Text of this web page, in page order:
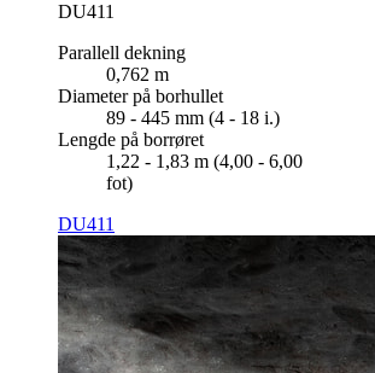
DU411
Parallell dekning
0,762 m
Diameter på borhullet
89 - 445 mm (4 - 18 i.)
Lengde på borrøret
1,22 - 1,83 m (4,00 - 6,00
fot)
DU411